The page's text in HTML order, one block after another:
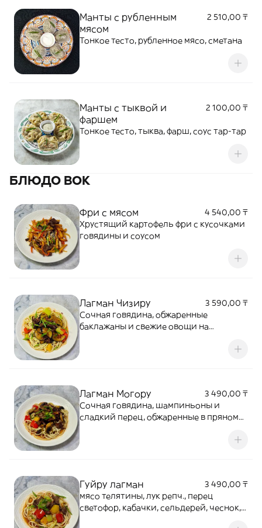
Манты с рубленным
мясом
2 510,00 ₸
Тонкое тесто, рубленное мясо, сметана
Манты с тыквой и
фаршем
2 100,00 ₸
Тонкое тесто, тыква, фарш, соус тар-тар
БЛЮДО ВОК
Фри с мясом
4 540,00 ₸
Хрустящий картофель фри с кусочками
говядины и соусом
Лагман Чизиру
3 590,00 ₸
Сочная говядина, обжаренные
баклажаны и свежие овощи на
Лагман Могору
3 490,00 ₸
Сочная говядина, шампиньоны и
сладкий перец, обжаренные в пряном
Гуйру лагман
3 490,00 ₸
мясо телятины, лук репч., перец
светофор, кабачки, сельдерей, чеснок,